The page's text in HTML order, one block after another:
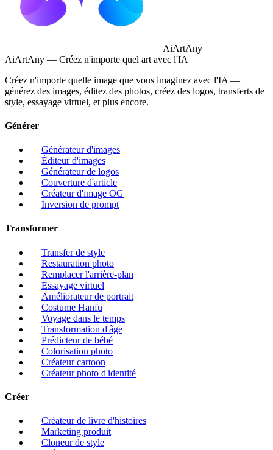
AiArtAny
AiArtAny — Créez n'importe quel art avec l'IA
Créez n'importe quelle image que vous imaginez avec l'IA —
générez des images, éditez des photos, créez des logos, transferts de
style, essayage virtuel, et plus encore.
Générer
Générateur d'images
Éditeur d'images
Générateur de logos
Couverture d'article
Créateur d'image OG
Inversion de prompt
Transformer
Transfer de style
Restauration photo
Remplacer l'arrière-plan
Essayage virtuel
Améliorateur de portrait
Costume Hanfu
Voyage dans le temps
Transformation d'âge
Prédicteur de bébé
Colorisation photo
Créateur cartoon
Créateur photo d'identité
Créer
Créateur de livre d'histoires
Marketing produit
Cloneur de style